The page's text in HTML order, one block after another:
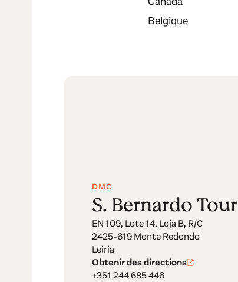
Belgique
DMC
S. Bernardo Tour
EN 109, Lote 14, Loja B, R/C
2425-619 Monte Redondo
Leiria
Obtenir des directions
+351 244 685 446